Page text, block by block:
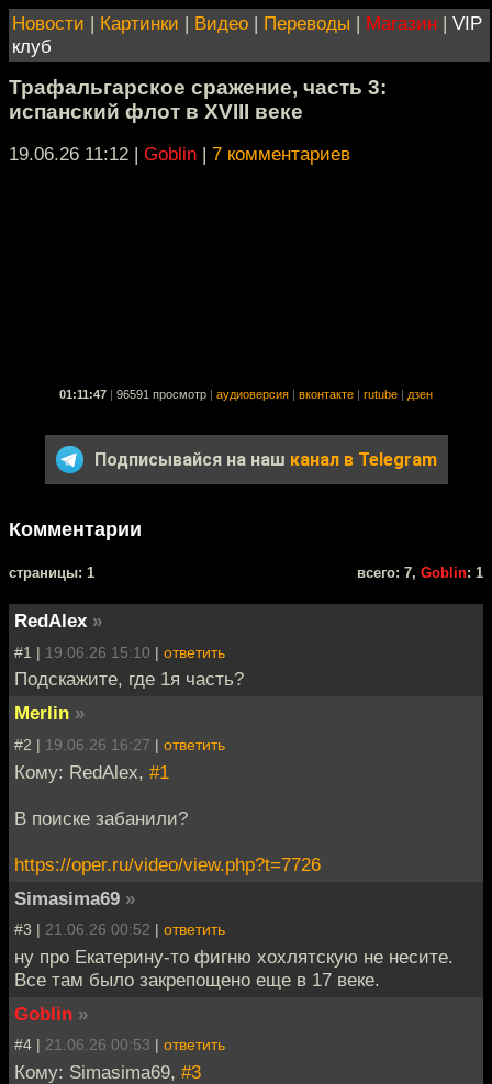
Новости | Картинки | Видео | Переводы | Магазин | VIP
клуб
Трафальгарское сражение, часть 3:
испанский флот в XVIII веке
19.06.26 11:12 | Goblin | 7 комментариев
01:11:47 96591 просмотр аудиоверсия вконтакте rutube дзен
Подписывайся на наш канал в Telegram
Комментарии
cтраницы: 1 всего: 7, Goblin: 1
RedAlex »
#1 | 19.06.26 15:10 | ответить
Подскажите, где 1я часть?
Merlin »
#2 | 19.06.26 16:27 | ответить
Кому: RedAlex, #1
В поиске забанили?
https://oper.ru/video/view.php?t=7726
Simasima69 »
#3 | 21.06.26 00:52 | ответить
ну про Екатерину-то фигню хохлятскую не несите.
Все там было закрепощено еще в 17 веке.
Goblin »
#4 | 21.06.26 00:53 | ответить
Кому: Simasima69, #3